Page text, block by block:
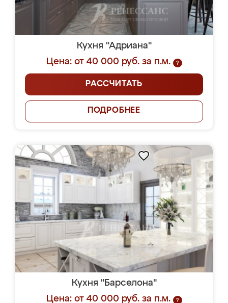
Кухня "Адриана"
Цена: от 40 000 руб. за п.м.
?
РАССЧИТАТЬ
ПОДРОБНЕЕ
Кухня "Барселона"
Цена: от 40 000 руб. за п.м.
?